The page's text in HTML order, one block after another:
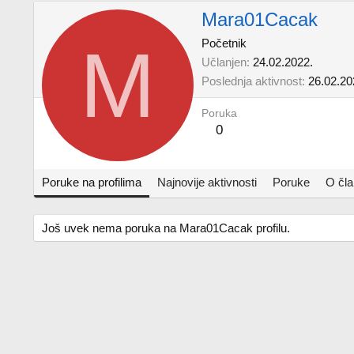
M
Mara01Cacak
Početnik
Učlanjen 24.02.2022.
Poslednja aktivnost
Poruka
0
Poruke na profilima Najnovije aktivnosti Poruke O
Još uvek nema poruka na Mara01Cacak profilu.